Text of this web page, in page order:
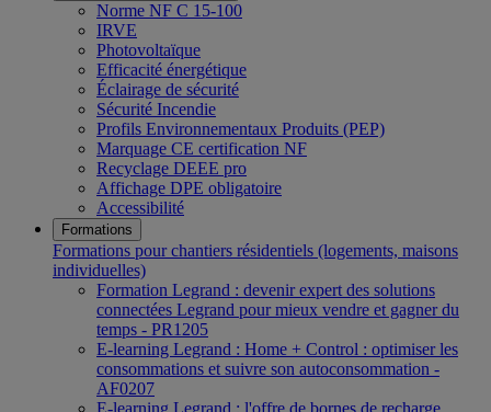
Norme NF C 15-100
IRVE
Photovoltaïque
Efficacité énergétique
Éclairage de sécurité
Sécurité Incendie
Profils Environnementaux Produits (PEP)
Marquage CE certification NF
Recyclage DEEE pro
Affichage DPE obligatoire
Accessibilité
Formations
Formations pour chantiers résidentiels (logements, maisons
individuelles)
Formation Legrand : devenir expert des solutions
connectées Legrand pour mieux vendre et gagner du
temps - PR1205
E-learning Legrand : Home + Control : optimiser les
consommations et suivre son autoconsommation -
AF0207
E-learning Legrand : l'offre de bornes de recharge